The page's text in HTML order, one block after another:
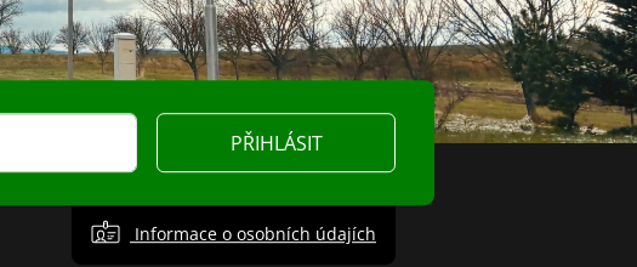
PŘIHLÁSIT
Informace o osobních údajích